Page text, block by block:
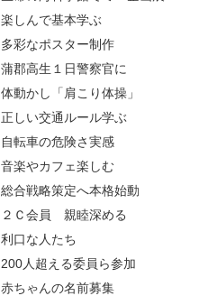
楽しんで基本学ぶ
多彩なポスター制作
蒲郡高生１日警察官に
体動かし「肩こり体操」
正しい交通ルール学ぶ
自転車の危険さ実感
音楽やカフェ楽しむ
総合戦略策定へ本格始動
２Ｃ会員 親睦深める
利口な人たち
200人超える委員ら参加
赤ちゃんの名前募集